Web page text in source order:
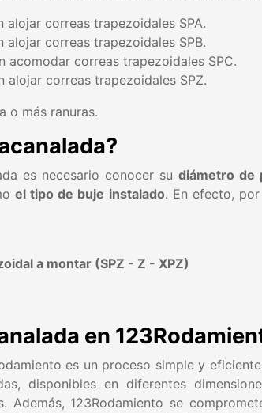
alojar correas trapezoidales SPA.
alojar correas trapezoidales SPB.
acomodar correas trapezoidales SPC.
alojar correas trapezoidales SPZ.
o más ranuras.
es necesario conocer su diámetro de
el tipo de buje instalado. En efecto,
a montar (SPZ - Z - XPZ)
en
es un proceso simple y
disponibles en diferentes
Además, 123Rodamiento se